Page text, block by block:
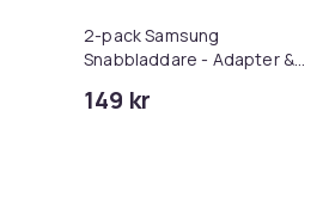
2-pack Samsung
Snabbladdare - Adapter &
149 kr